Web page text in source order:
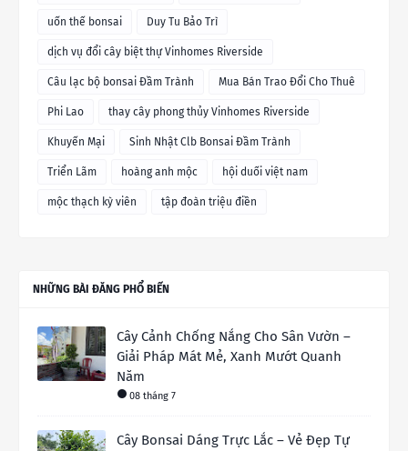
uốn thế bonsai Duy Tu Bảo Trì
dịch vụ đổi cây biệt thự Vinhomes Riverside
Câu lạc bộ bonsai Đầm Trành Mua Bán Trao Đổi Cho Thuê
Phi Lao thay cây phong thủy Vinhomes Riverside
Khuyến Mại Sinh Nhật Clb Bonsai Đầm Trành
Triển Lãm hoàng anh mộc hội duối việt nam
mộc thạch kỳ viên tập đoàn triệu điền
NHỮNG BÀI ĐĂNG PHỔ BIẾN
Cây Cảnh Chống Nắng Cho Sân Vườn –
Giải Pháp Mát Mẻ, Xanh Mướt Quanh
Năm
08 tháng 7
Cây Bonsai Dáng Trực Lắc – Vẻ Đẹp Tự